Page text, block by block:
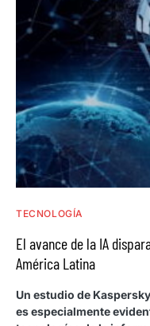
TECNOLOGÍA
El avance de la IA
América Latina
Un estudio de
es especialmente